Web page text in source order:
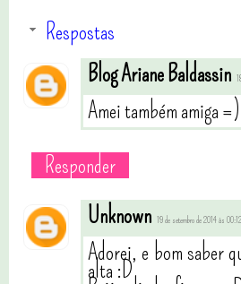
Respostas
Blog Ariane Baldassin
Amei também amiga =)
Responder
Unknown 19 de setembro de 2014 às 00:12
Adorei, e bom saber
alta :D